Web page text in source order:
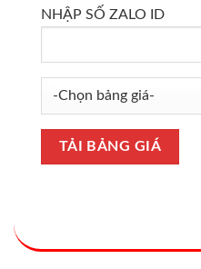
NHẬP SỐ ZALO ID